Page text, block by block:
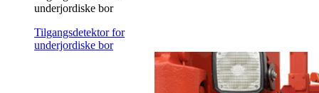
underjordiske bor
Tilgangsdetektor for
underjordiske bor